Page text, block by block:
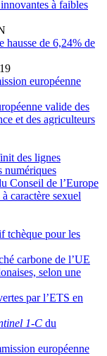
à faibles
hausse de 6,24% de
européenne
valide des
et des agriculteurs
des lignes
numériques
Conseil de l’Europe
caractère sexuel
tchèque pour les
carbone de l’UE
selon une
par l’ETS en
1-C du
européenne